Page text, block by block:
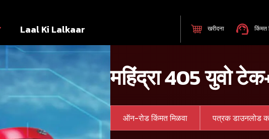
Laal Ki Lalkaar खरीदना किंमत
महिंद्रा 405 युवो
ऑन-रोड किंमत मिळवा पत्रक डाउनलोड